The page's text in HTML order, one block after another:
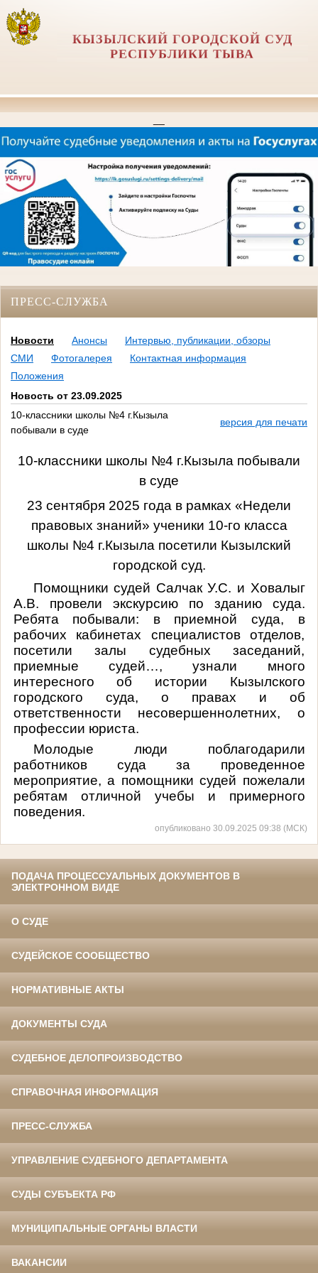
КЫЗЫЛСКИЙ ГОРОДСКОЙ СУД
РЕСПУБЛИКИ ТЫВА
ПРЕСС-СЛУЖБА
Новости Анонсы
Интервью, публикации, обзоры
СМИ
Фотогалерея
Контактная информация
Положения
Новость от 23.09.2025
10-классники школы №4 г.Кызыла
побывали в суде
версия для печати
10-классники школы №4 г.Кызыла побывали
в суде
23 сентября 2025 года в рамках «Недели
правовых знаний» ученики 10-го класса
школы №4 г.Кызыла посетили Кызылский
городской суд.
Помощники судей Салчак У.С. и Ховалыг
А.В. провели экскурсию по зданию суда.
Ребята побывали: в приемной суда, в
рабочих кабинетах специалистов отделов,
посетили залы судебных заседаний,
приемные судей…, узнали много
интересного об истории Кызылского
городского суда, о правах и об
ответственности несовершеннолетних, о
профессии юриста.
Молодые люди поблагодарили
работников суда за проведенное
мероприятие, а помощники судей пожелали
ребятам отличной учебы и примерного
поведения.
опубликовано 30.09.2025 09:38 (МСК)
ПОДАЧА ПРОЦЕССУАЛЬНЫХ ДОКУМЕНТОВ В
ЭЛЕКТРОННОМ ВИДЕ
О СУДЕ
СУДЕЙСКОЕ СООБЩЕСТВО
НОРМАТИВНЫЕ АКТЫ
ДОКУМЕНТЫ СУДА
СУДЕБНОЕ ДЕЛОПРОИЗВОДСТВО
СПРАВОЧНАЯ ИНФОРМАЦИЯ
ПРЕСС-СЛУЖБА
УПРАВЛЕНИЕ СУДЕБНОГО ДЕПАРТАМЕНТА
СУДЫ СУБЪЕКТА РФ
МУНИЦИПАЛЬНЫЕ ОРГАНЫ ВЛАСТИ
ВАКАНСИИ